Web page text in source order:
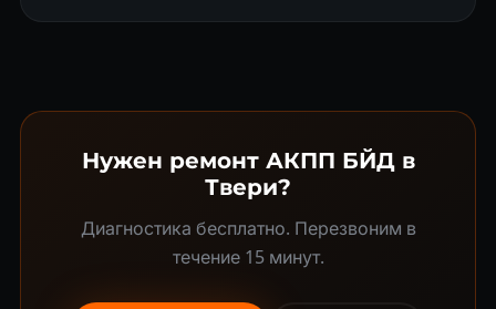
Нужен ремонт АКПП БЙД в
Твери?
Диагностика бесплатно. Перезвоним в
течение 15 минут.